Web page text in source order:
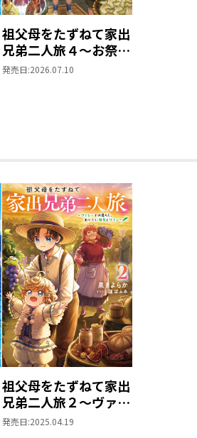
祖父母をたずねて家出
兄弟二人旅４～お祭り
での奮闘、たのしいひ
発売日:2026.07.10
祖父母をたずねて家出
兄弟二人旅２～ヴァレ
ーでの暮らし、おいし
発売日:2025.04.19